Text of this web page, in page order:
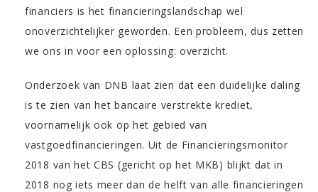
financiers is het financieringslandschap wel
onoverzichtelijker geworden. Een probleem, dus zetten
we ons in voor een oplossing: overzicht.
Onderzoek van DNB laat zien dat een duidelijke daling
is te zien van het bancaire verstrekte krediet,
voornamelijk ook op het gebied van
vastgoedfinancieringen. Uit de Financieringsmonitor
2018 van het CBS (gericht op het MKB) blijkt dat in
2018 nog iets meer dan de helft van alle financieringen